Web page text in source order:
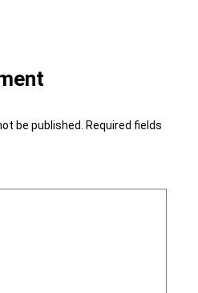
be published. Required fields